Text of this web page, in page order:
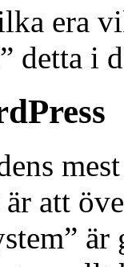
era
detta i
att